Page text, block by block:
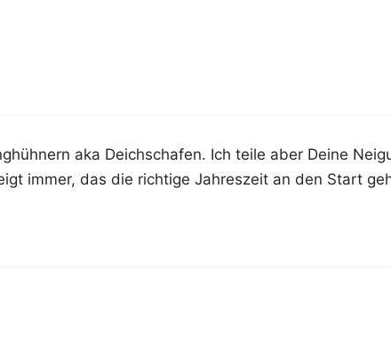
aka Deich­scha­fen. Ich tei­le aber Dei­ne
immer, das die rich­ti­ge Jah­res­zeit an den Start